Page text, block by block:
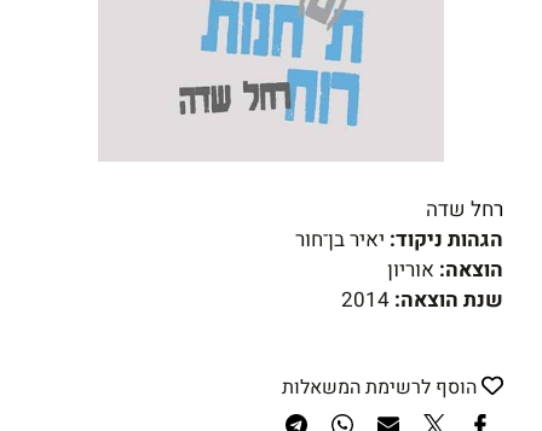
רחל שדה
הגהות ניקוד: יאיר בן־חור
הוצאה: אוריון
שנת הוצאה: 2014
הוסף לרשימת המשאלות